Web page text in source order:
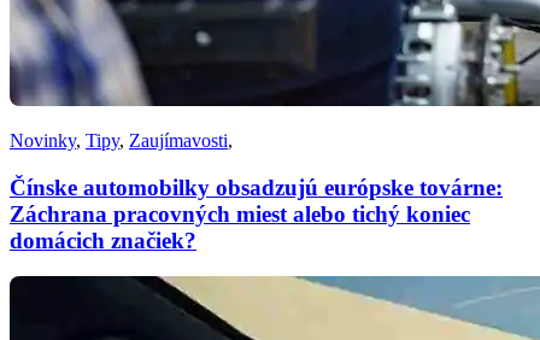
Novinky, Tipy, Zaujímavosti,
Čínske automobilky obsadzujú európske továrne:
Záchrana pracovných miest alebo tichý koniec
domácich značiek?